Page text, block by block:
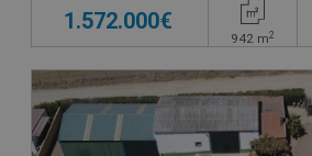
1.572.000€
942 m2